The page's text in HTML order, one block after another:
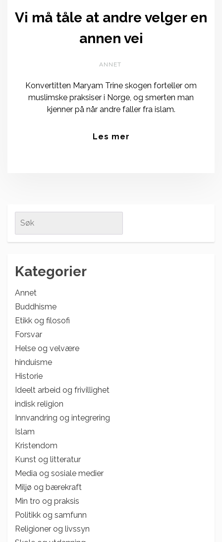
Vi må tåle at andre velger en
annen vei
ANNET
Konvertitten Maryam Trine skogen forteller om
muslimske praksiser i Norge, og smerten man
kjenner på når andre faller fra islam.
Les mer
for:
Kategorier
Annet
Buddhisme
Etikk og filosofi
Forsvar
Helse og velvære
hinduisme
Historie
Ideelt arbeid og frivillighet
indisk religion
Innvandring og integrering
Islam
Kristendom
Kunst og litteratur
Media og sosiale medier
Miljø og bærekraft
Min tro og praksis
Politikk og samfunn
Religioner og livssyn